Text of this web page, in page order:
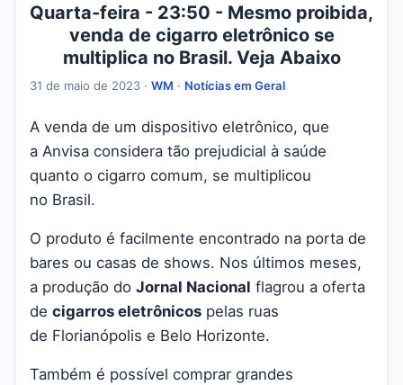
Quarta-feira - 23:50 - Mesmo proibida,
venda de cigarro eletrônico se
multiplica no Brasil. Veja Abaixo
31 de maio de 2023 · WM · Notícias em Geral
A venda de um dispositivo eletrônico, que
a Anvisa considera tão prejudicial à saúde
quanto o cigarro comum, se multiplicou
no Brasil.
O produto é facilmente encontrado na porta de
bares ou casas de shows. Nos últimos meses,
a produção do Jornal Nacional flagrou a oferta
de cigarros eletrônicos pelas ruas
de Florianópolis e Belo Horizonte.
Também é possível comprar grandes